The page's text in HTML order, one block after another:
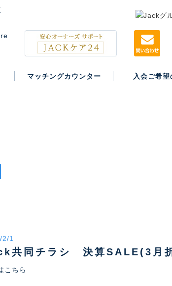
マッチングカウンター 入会ご希
2/1
共同チラシ 決算SALE(3月折
こちら